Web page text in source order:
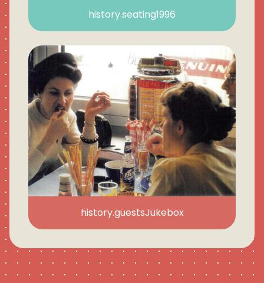
history.seating1996
history.guestsJukebox